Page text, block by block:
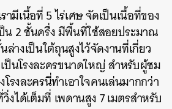
มีเนื้อที่ 5 ไร่เศษ จัดเป็นเนื้อที่ของ
ป็น 2 ชั้นครึ่ง มีพื้นที่ใช้สอยประมาณ
ล่างเป็นใต้ถุนสูงไว้จัดงานที่เกี่ยว
นโรงละครขนาดใหญ่ สำหรับผู้ชม
รงละครนี่ทำเอาใจคนเล่นมากกว่า
ได้เต็มที่ เพดานสูง 7 เมตรสำหรับ